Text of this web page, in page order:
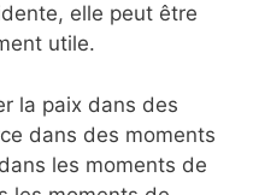
elle peut être
utile.
la paix dans des
dans des moments
les moments de